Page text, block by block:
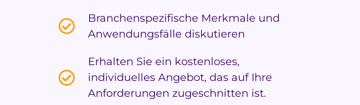
Branchenspezifische Merkmale und
Anwendungsfälle diskutieren
Erhalten Sie ein kostenloses,
individuelles Angebot, das auf Ihre
Anforderungen zugeschnitten ist.